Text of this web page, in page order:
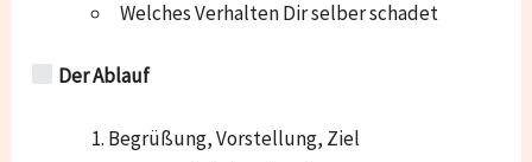
Welches Verhalten Dir selber schadet
Der Ablauf
Begrüßung, Vorstellung, Ziel